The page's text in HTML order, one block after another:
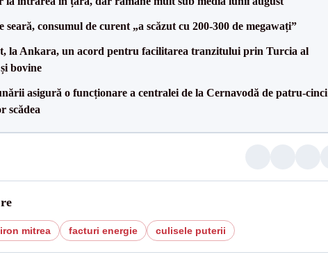
consumul de curent „a scăzut cu 200-300 de megawați”
la Ankara, un acord pentru facilitarea tranzitului prin Turcia al
bovine
asigură o funcționare a centralei de la Cernavodă de patru-cinci
scădea
mitrea facturi energie culisele puterii